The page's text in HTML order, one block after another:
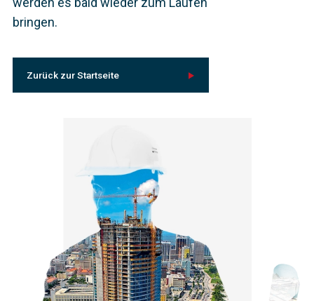
bringen.
Zurück zur Startseite